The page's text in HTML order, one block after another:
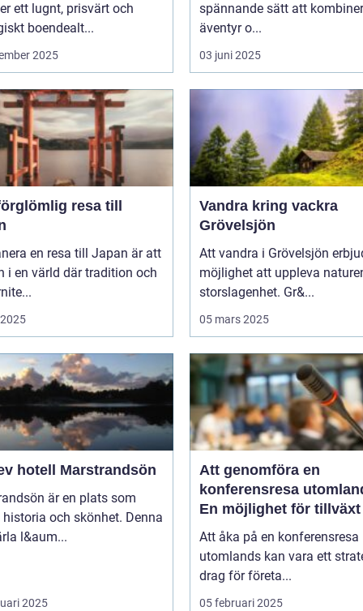
ett lugnt, prisvärt och
boendealt...
2025
spännande sätt att
äventyr o...
03 juni 2025
resa till
en resa till Japan är att
i en värld där tradition och
Vandra kring vackra
Grövelsjön
Att vandra i Grövelsjön
möjlighet att uppleva
storslagenhet. Gr&...
05 mars 2025
hotell Marstrandsön
är en plats som
och skönhet. Denna
l&aum...
2025
Att genomföra en
konferensresa
En möjlighet för
samarbete
Att åka på en konferensresa
utomlands kan vara ett
drag för företa...
05 februari 2025